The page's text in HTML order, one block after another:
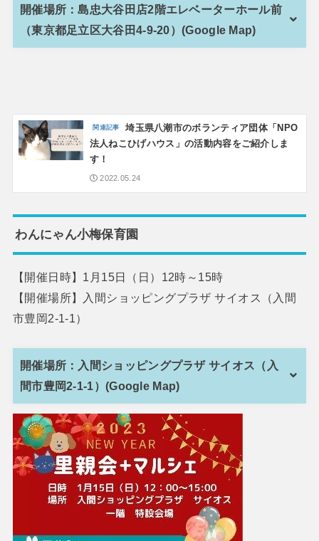
開催場所：島忠大谷田店2階エレベーターホール前
（東京都足立区大谷田4-9-20）(Google Map)
埼玉県八潮市のボランティア団体「NPO
法人ねこひげハウス」の活動内容をご紹介しま
す！
2022.05.24
わんにゃん小梅保育園
【開催日時】1月15日（日）12時～15時
【開催場所】入間ショッピングプラザ サイオス（入間
市豊岡2-1-1）
開催場所：入間ショッピングプラザ サイオス（入
間市豊岡2-1-1）(Google Map)